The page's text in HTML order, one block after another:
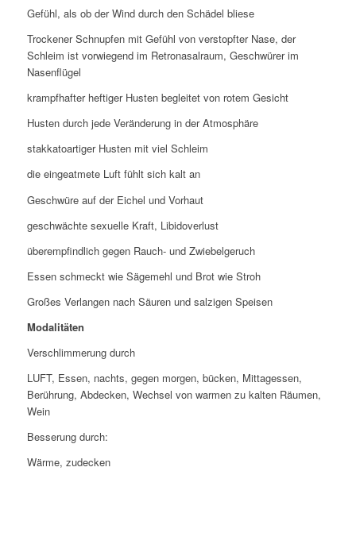
Gefühl, als ob der Wind durch den Schädel bliese
Trockener Schnupfen mit Gefühl von verstopfter Nase, der
Schleim ist vorwiegend im Retronasalraum, Geschwürer im
Nasenflügel
krampfhafter heftiger Husten begleitet von rotem Gesicht
Husten durch jede Veränderung in der Atmosphäre
stakkatoartiger Husten mit viel Schleim
die eingeatmete Luft fühlt sich kalt an
Geschwüre auf der Eichel und Vorhaut
geschwächte sexuelle Kraft, Libidoverlust
überempfindlich gegen Rauch- und Zwiebelgeruch
Essen schmeckt wie Sägemehl und Brot wie Stroh
Großes Verlangen nach Säuren und salzigen Speisen
Modalitäten
Verschlimmerung durch
LUFT, Essen, nachts, gegen morgen, bücken, Mittagessen,
Berührung, Abdecken, Wechsel von warmen zu kalten Räumen,
Wein
Besserung durch:
Wärme, zudecken